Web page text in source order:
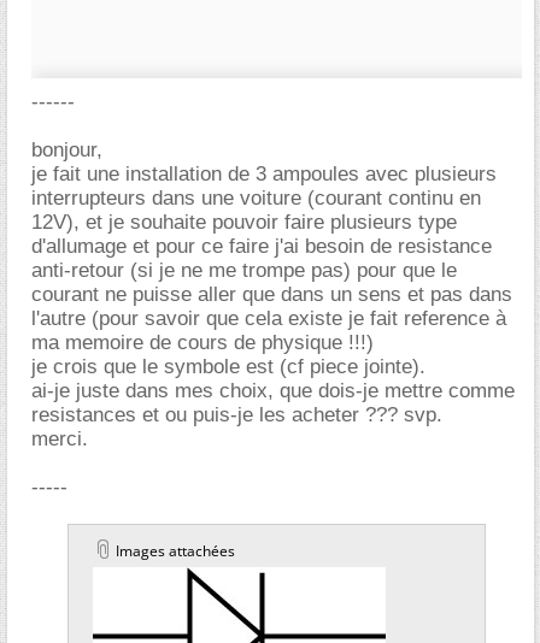
------
bonjour,
je fait une installation de 3 ampoules avec plusieurs
interrupteurs dans une voiture (courant continu en
12V), et je souhaite pouvoir faire plusieurs type
d'allumage et pour ce faire j'ai besoin de resistance
anti-retour (si je ne me trompe pas) pour que le
courant ne puisse aller que dans un sens et pas dans
l'autre (pour savoir que cela existe je fait reference à
ma memoire de cours de physique !!!)
je crois que le symbole est (cf piece jointe).
ai-je juste dans mes choix, que dois-je mettre comme
resistances et ou puis-je les acheter ??? svp.
merci.
-----
Images attachées